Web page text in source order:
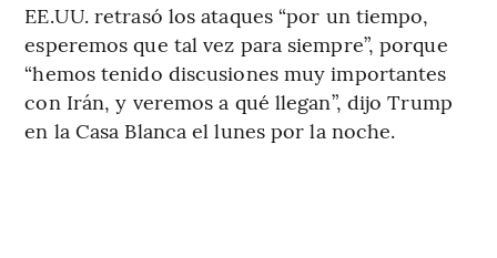
EE.UU. retrasó los ataques “por un tiempo,
esperemos que tal vez para siempre”, porque
“hemos tenido discusiones muy importantes
con Irán, y veremos a qué llegan”, dijo Trump
en la Casa Blanca el lunes por la noche.